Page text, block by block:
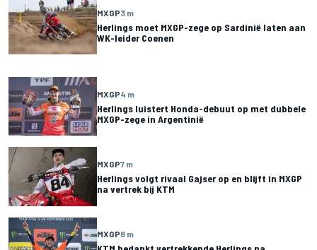
MXGP3 m
Herlings moet MXGP-zege op Sardinië laten aan
WK-leider Coenen
MXGP4 m
Herlings luistert Honda-debuut op met dubbele
MXGP-zege in Argentinië
MXGP7 m
Herlings volgt rivaal Gajser op en blijft in MXGP
na vertrek bij KTM
MXGP8 m